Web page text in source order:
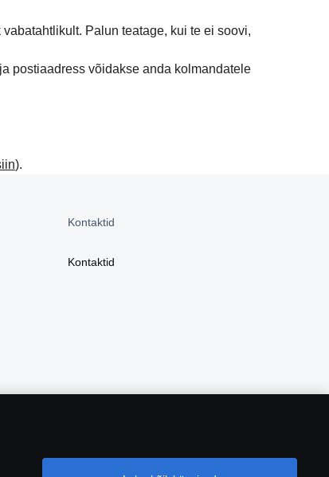
Palun teatage, kui te ei soovi,
postiaadress võidakse anda kolmandatele
).
Kontaktid
Kontaktid